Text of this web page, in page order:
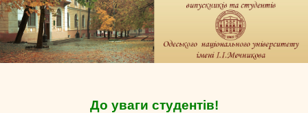
До уваги студентів!